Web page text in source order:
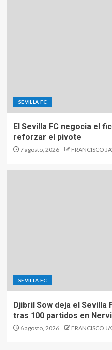
SEVILLA FC
El Sevilla FC negocia el
reforzar el pivote
7 agosto, 2026 FRANCISCO
SEVILLA FC
Djibril Sow deja el Sevilla
tras 100 partidos en
6 agosto, 2026 FRANCISCO